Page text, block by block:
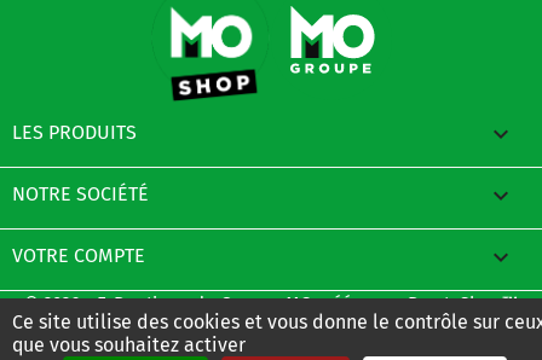
LES PRODUITS 
NOTRE SOCIÉTÉ 
VOTRE COMPTE 
© 2026 - E-Boutique du Groupe MO créée avec PrestaShop™
Ce site utilise des cookies et vous donne le contrôle sur
que vous souhaitez activer